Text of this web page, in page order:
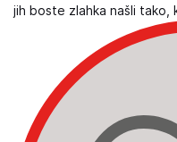
jih boste zlahka našli tako,